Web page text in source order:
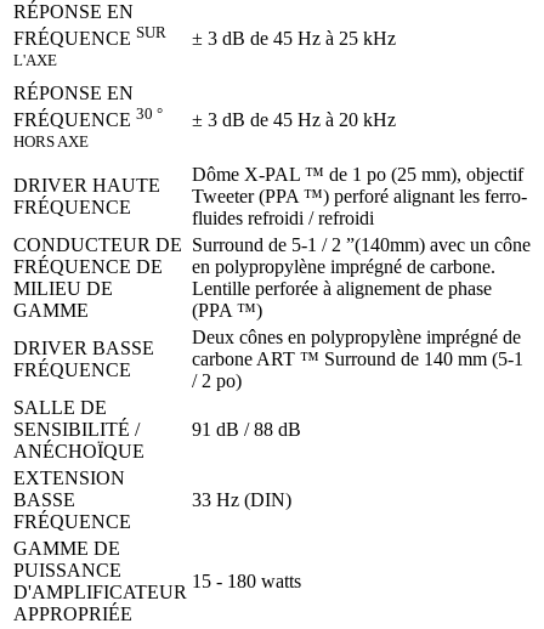
RÉPONSE EN
FRÉQUENCE SUR
L'AXE
± 3 dB de 45 Hz à 25 kHz
RÉPONSE EN
FRÉQUENCE 30 °
HORS AXE
± 3 dB de 45 Hz à 20 kHz
DRIVER HAUTE
FRÉQUENCE
Dôme X-PAL ™ de 1 po (25 mm), objectif
Tweeter (PPA ™) perforé alignant les ferro-
fluides refroidi / refroidi
CONDUCTEUR DE
FRÉQUENCE DE
MILIEU DE
GAMME
Surround de 5-1 / 2 ”(140mm) avec un cône
en polypropylène imprégné de carbone.
Lentille perforée à alignement de phase
(PPA ™)
DRIVER BASSE
FRÉQUENCE
Deux cônes en polypropylène imprégné de
carbone ART ™ Surround de 140 mm (5-1
/ 2 po)
SALLE DE
SENSIBILITÉ /
ANÉCHOÏQUE
91 dB / 88 dB
EXTENSION
BASSE
FRÉQUENCE
33 Hz (DIN)
GAMME DE
PUISSANCE
D'AMPLIFICATEUR
APPROPRIÉE
15 - 180 watts